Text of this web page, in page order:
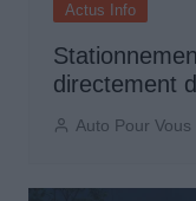
Actus Info
directement
Auto Pour Vous